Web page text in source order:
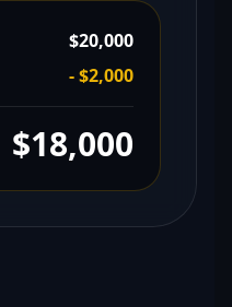
$20,000
- $2,000
$18,000